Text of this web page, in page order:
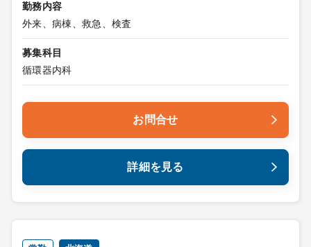
勤務内容
外来、病棟、救急、検査
募集科目
循環器内科
お問合せ
詳細を見る